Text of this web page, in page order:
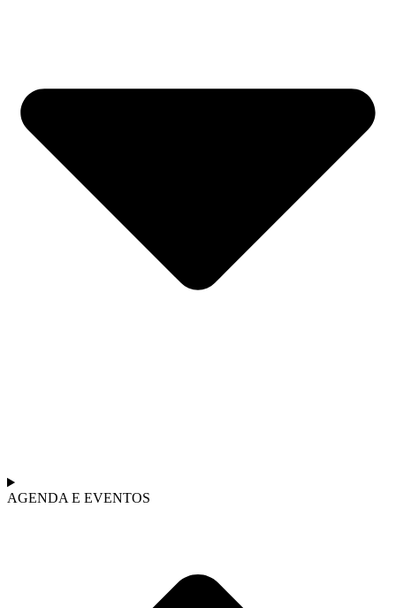
AGENDA E EVENTOS